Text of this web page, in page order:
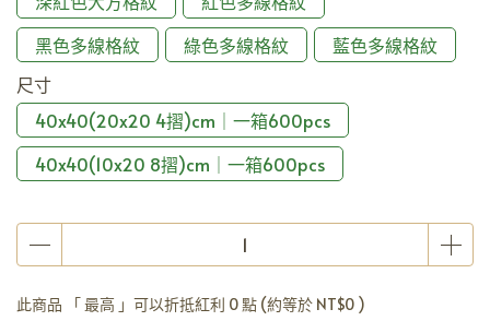
黑色多線格紋
綠色多線格紋
藍色多線格紋
尺寸
40x40(20x20 4摺)cm｜一箱600pcs
40x40(10x20 8摺)cm｜一箱600pcs
此商品 「 最高 」可以折抵紅利 0點 (約等於 NT$0 )